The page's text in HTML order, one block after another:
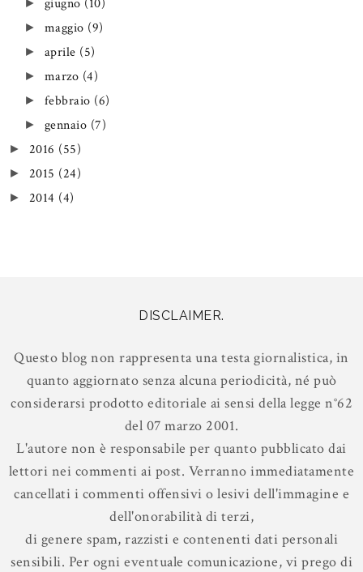
► giugno (10)
► maggio (9)
► aprile (5)
► marzo (4)
► febbraio (6)
► gennaio (7)
► 2016 (55)
► 2015 (24)
► 2014 (4)
DISCLAIMER.
Questo blog non rappresenta una testa giornalistica, in
quanto aggiornato senza alcuna periodicità, né può
considerarsi prodotto editoriale ai sensi della legge n°62
del 07 marzo 2001.
L'autore non è responsabile per quanto pubblicato dai
lettori nei commenti ai post. Verranno immediatamente
cancellati i commenti offensivi o lesivi dell'immagine e
dell'onorabilità di terzi,
di genere spam, razzisti e contenenti dati personali
sensibili. Per ogni eventuale comunicazione, vi prego di